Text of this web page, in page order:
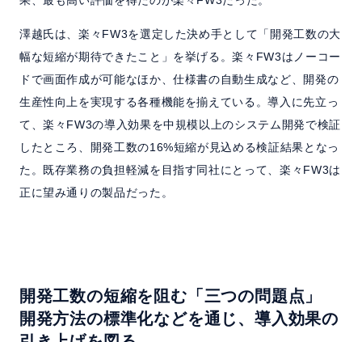
澤越氏は、楽々FW3を選定した決め手として「開発工数の大
幅な短縮が期待できたこと」を挙げる。楽々FW3はノーコー
ドで画面作成が可能なほか、仕様書の自動生成など、開発の
生産性向上を実現する各種機能を揃えている。導入に先立っ
て、楽々FW3の導入効果を中規模以上のシステム開発で検証
したところ、開発工数の16%短縮が見込める検証結果となっ
た。既存業務の負担軽減を目指す同社にとって、楽々FW3は
正に望み通りの製品だった。
開発工数の短縮を阻む「三つの問題点」
開発方法の標準化などを通じ、導入効果の